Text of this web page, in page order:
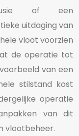
of een
uitdaging van
vloot voorzien
de operatie tot
van een
stilstand kost
operatie
van dit
vlootbeheer.